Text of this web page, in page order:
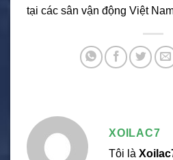
tại các sân vận động Việt
XOILAC7
Tôi là